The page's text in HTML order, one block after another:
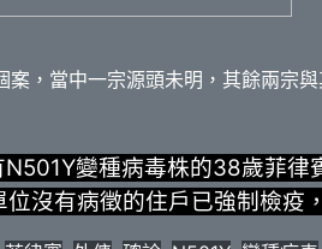
，當中一宗源頭未明，其餘兩宗
N501Y變種病毒株的38歲菲
沒有病徵的住戶已強制檢疫